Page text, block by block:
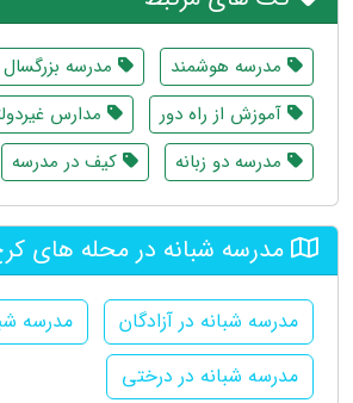
مدرسه هوشمند
مدرسه بزرگسال
آموزش از راه دور
مدارس
مدرسه دو زبانه
کیف در مدرسه
مدرسه شبانه در محله های
مدرسه شبانه در آزادگان
مدرسه
مدرسه شبانه در درختی